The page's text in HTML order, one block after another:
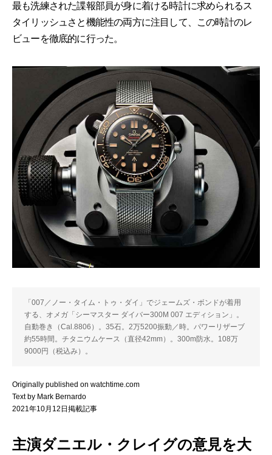
最も洗練された諜報部員が身に着ける時計に求められるス
タイリッシュさと機能性の両方に注目して、この時計のレ
ビューを徹底的に行った。
「007／ノー・タイム・トゥ・ダイ」でジェームズ・ボンドが着用
する、オメガ「シーマスター ダイバー300M 007 エディション」。
自動巻き（Cal.8806）。35石。2万5200振動／時。パワーリザーブ
約55時間。チタニウムケース（直径42mm）。300m防水。108万
9000円（税込み）。
Originally published on watchtime.com
Text by Mark Bernardo
2021年10月12日掲載記事
主演ダニエル・クレイグの意見を大